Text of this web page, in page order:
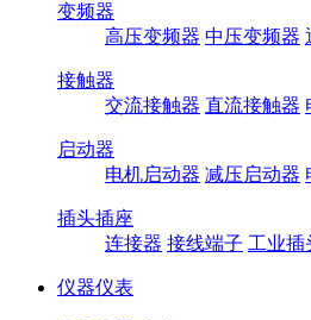
变频器
高压变频器 中压变频器
接触器
交流接触器 直流接触器
启动器
电机启动器 减压启动器
插头插座
连接器 接线端子 工业插
仪器仪表